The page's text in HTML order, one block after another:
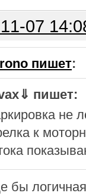
07
пишет:
пишет:
не
к
бы